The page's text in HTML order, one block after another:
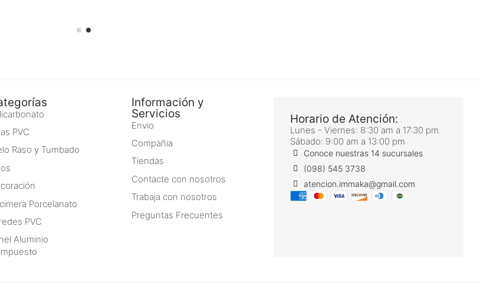
PVC
Raso y Tumbado
Porcelanato
PVC
Aluminio
Información y
Servicios
Envio
Compañia
Tiendas
Contacte con nosotros
Trabaja con nosotros
Preguntas Frecuentes
Horario de Atención:
Lunes - Viernes: 8:30 am a 17:30 pm.
Sábado: 9:00 am a 13:00 pm
Conoce nuestras 14 sucursales
(098) 545 3738
atencion.immaka@gmail.com